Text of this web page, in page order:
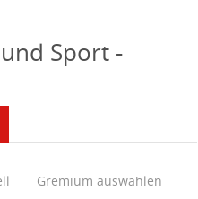
Sport -
Gremium auswählen